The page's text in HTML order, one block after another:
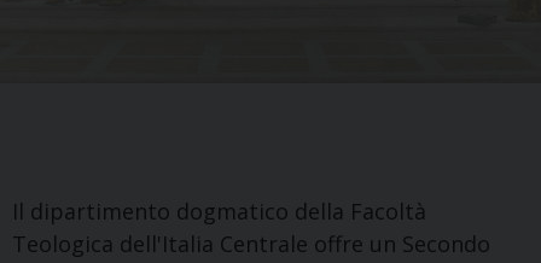
Il dipartimento dogmatico della Facoltà
Teologica dell'Italia Centrale offre un Secondo